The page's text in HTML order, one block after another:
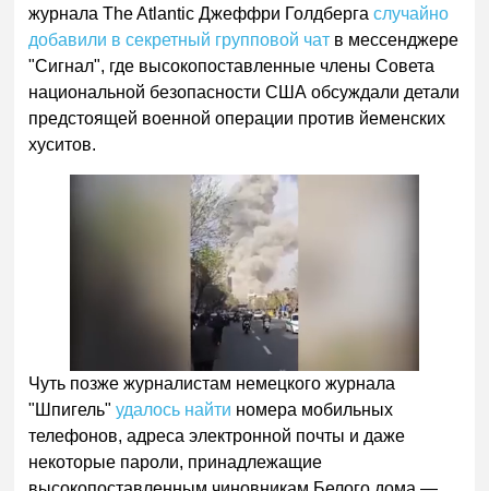
журнала The Atlantic Джеффри Голдбергаслучайно
добавили в секретный групповой чат в мессенджере
"Сигнал", где высокопоставленные члены Совета
национальной безопасности США обсуждали детали
предстоящей военной операции против йеменских
хуситов.
Чуть позже журналистам немецкого журнала
"Шпигель"удалось найти номера мобильных
телефонов, адреса электронной почты и даже
некоторые пароли, принадлежащие